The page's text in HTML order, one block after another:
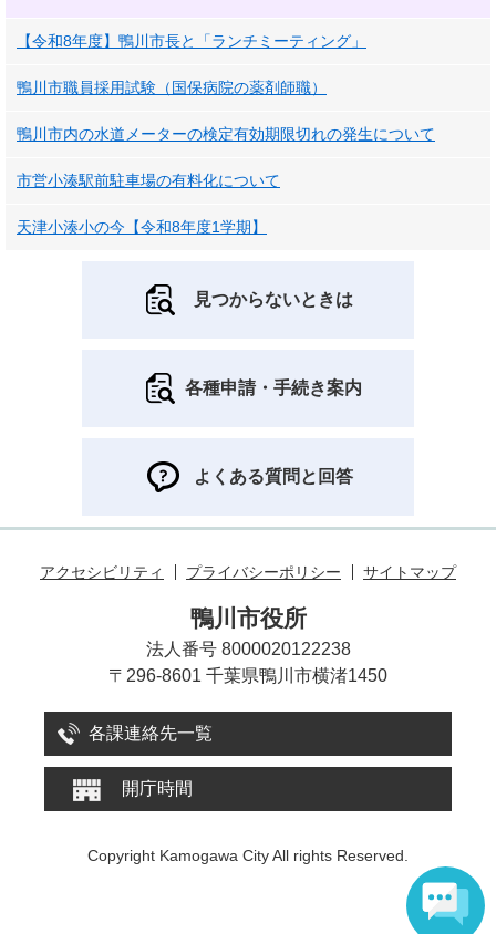
【令和8年度】鴨川市長と「ランチミーティング」
鴨川市職員採用試験（国保病院の薬剤師職）
鴨川市内の水道メーターの検定有効期限切れの発生について
市営小湊駅前駐車場の有料化について
天津小湊小の今【令和8年度1学期】
見つからないときは
各種申請・手続き案内
よくある質問と回答
アクセシビリティ プライバシーポリシー サイトマップ
鴨川市役所
法人番号 8000020122238
〒296-8601 千葉県鴨川市横渚1450
各課連絡先一覧
開庁時間
Copyright Kamogawa City All rights Reserved.